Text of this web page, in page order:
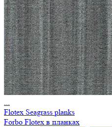
...
Flotex Seagrass planks
Forbo Flotex в планках